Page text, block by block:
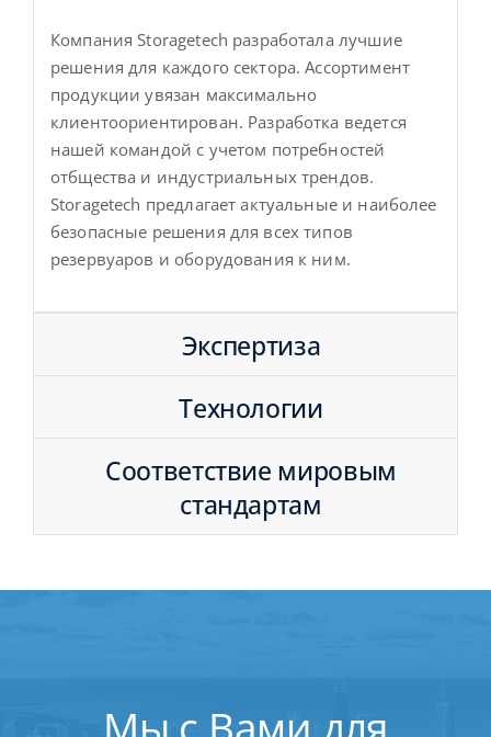
Компания Storagetech разработала лучшие
решения для каждого сектора. Ассортимент
продукции увязан максимально
клиентоориентирован. Разработка ведется
нашей командой с учетом потребностей
отбщества и индустриальных трендов.
Storagetech предлагает актуальные и наиболее
безопасные решения для всех типов
резервуаров и оборудования к ним.
Экспертиза
Технологии
Соответствие мировым
стандартам